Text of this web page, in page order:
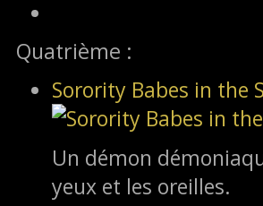
Quatrième :
Sorority Babes in the
Un démon
yeux et les oreilles.